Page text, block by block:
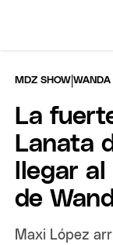
MDZ SHOW |WANDA
La
Lanata
llegar
de
Maxi López